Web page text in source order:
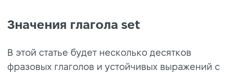
Значения глагола set
В этой статье будет несколько десятков
фразовых глаголов и устойчивых выражений с